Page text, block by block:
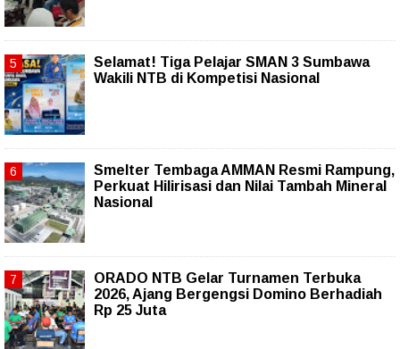
Selamat! Tiga Pelajar SMAN 3 Sumbawa
Wakili NTB di Kompetisi Nasional
Smelter Tembaga AMMAN Resmi Rampung,
Perkuat Hilirisasi dan Nilai Tambah Mineral
Nasional
ORADO NTB Gelar Turnamen Terbuka
2026, Ajang Bergengsi Domino Berhadiah
Rp 25 Juta